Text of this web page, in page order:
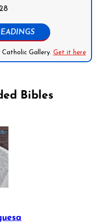
Gallery. Get it here
Bibles